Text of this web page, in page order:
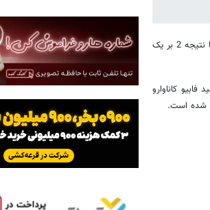
؛ ازبکستان در آستانه جام جهانی یک دیدار تدارکاتی با هلند برگزار کرد و با نتیجه 2 بر یک
کاناوارو
شده است.